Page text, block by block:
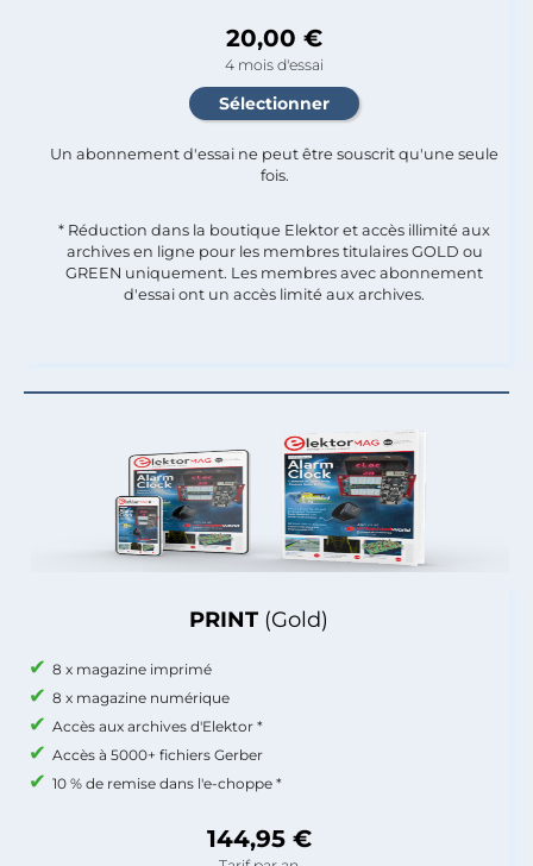
PRINT (Gold)
8 x magazine imprimé
8 x magazine numérique
Accès aux archives d'Elektor *
Accès à 5000+ fichiers Gerber
10 % de remise dans l'e-choppe *
144,95 €
20,00 €
4 mois d'essai
Un abonnement d'essai ne peut être souscrit qu'une seule
fois.​
* Réduction dans la boutique Elektor et accès illimité aux
archives en ligne pour les membres titulaires GOLD ou
GREEN uniquement. Les membres avec abonnement
d'essai ont un accès limité aux archives.